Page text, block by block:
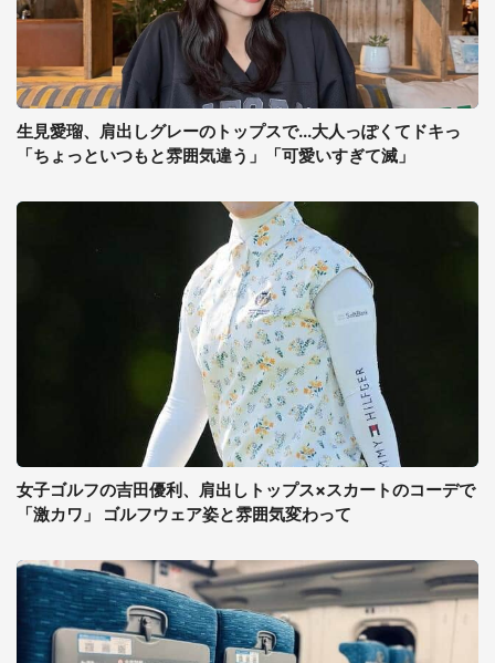
生見愛瑠、肩出しグレーのトップスで...大人っぽくてドキっ
「ちょっといつもと雰囲気違う」「可愛いすぎて滅」
女子ゴルフの吉田優利、肩出しトップス×スカートのコーデで
「激カワ」 ゴルフウェア姿と雰囲気変わって